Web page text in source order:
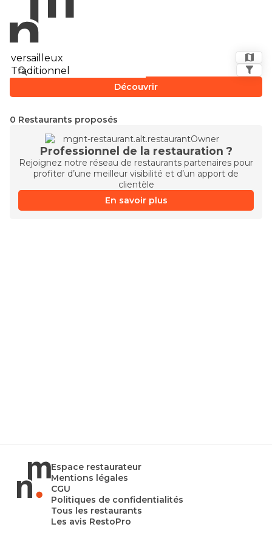
Découvrir
0 Restaurants proposés
Professionnel de la restauration ?
Rejoignez notre réseau de restaurants partenaires pour
profiter d’une meilleur visibilité et d’un apport de
clientèle
En savoir plus
Espace restaurateur
Mentions légales
CGU
Politiques de confidentialités
Tous les restaurants
Les avis RestoPro